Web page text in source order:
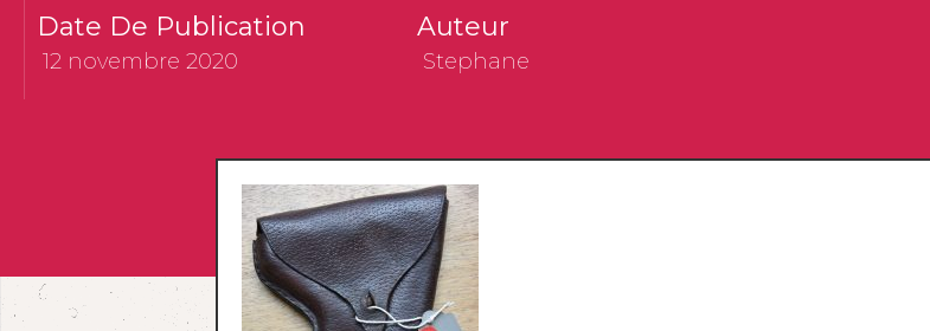
Date De Publication
12 novembre 2020
Auteur
Stephane